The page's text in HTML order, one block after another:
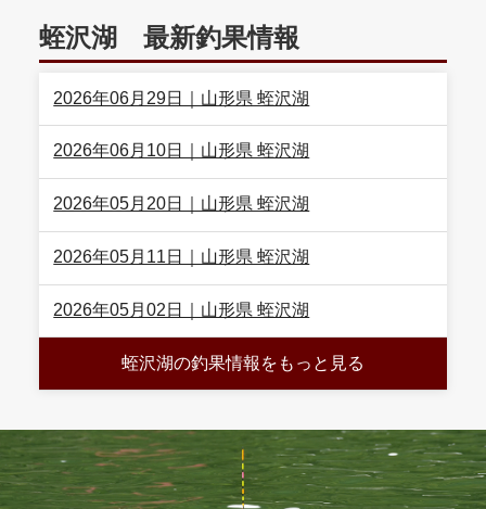
蛭沢湖 最新釣果情報
2026年06月29日｜山形県 蛭沢湖
2026年06月10日｜山形県 蛭沢湖
2026年05月20日｜山形県 蛭沢湖
2026年05月11日｜山形県 蛭沢湖
2026年05月02日｜山形県 蛭沢湖
蛭沢湖の釣果情報をもっと見る